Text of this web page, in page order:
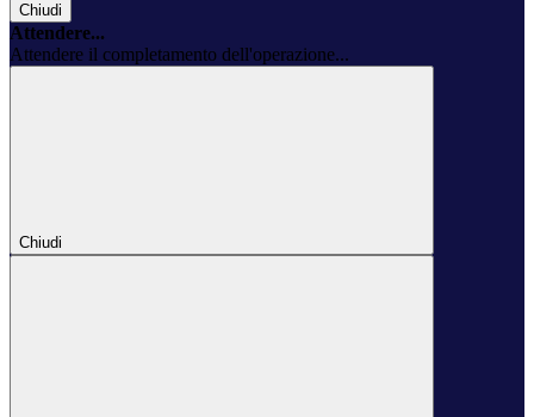
Chiudi
Attendere...
Attendere il completamento dell'operazione...
Chiudi